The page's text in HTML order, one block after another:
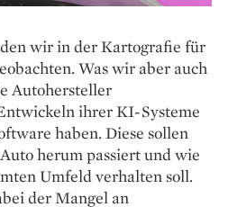
wir in der Kartografie für
Was wir aber auch
Autohersteller
ihrer KI-Systeme
haben. Diese sollen
herum passiert und wie
Umfeld verhalten soll.
der Mangel an